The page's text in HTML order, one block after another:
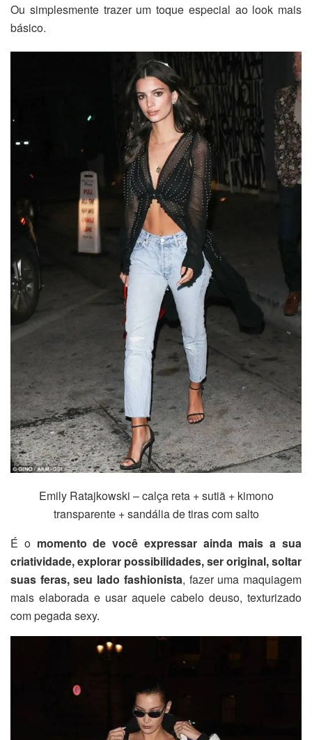
Ou simplesmente trazer um toque especial ao look mais
básico.
Emily Ratajkowski – calça reta + sutiã + kimono
transparente + sandália de tiras com salto
É o momento de você expressar ainda mais a sua
criatividade, explorar possibilidades, ser original, soltar
suas feras, seu lado fashionista, fazer uma maquiagem
mais elaborada e usar aquele cabelo deuso, texturizado
com pegada sexy.